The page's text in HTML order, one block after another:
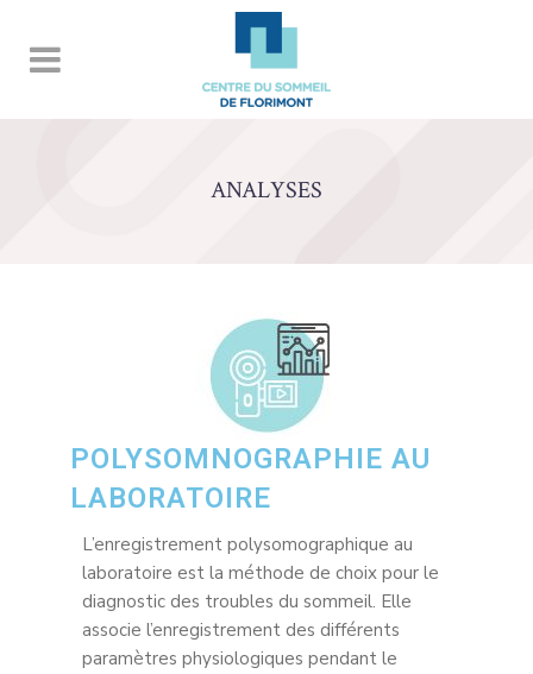
ANALYSES
POLYSOMNOGRAPHIE AU
LABORATOIRE
L’enregistrement polysomographique au
laboratoire est la méthode de choix pour le
diagnostic des troubles du sommeil. Elle
associe l’enregistrement des différents
paramètres physiologiques pendant le